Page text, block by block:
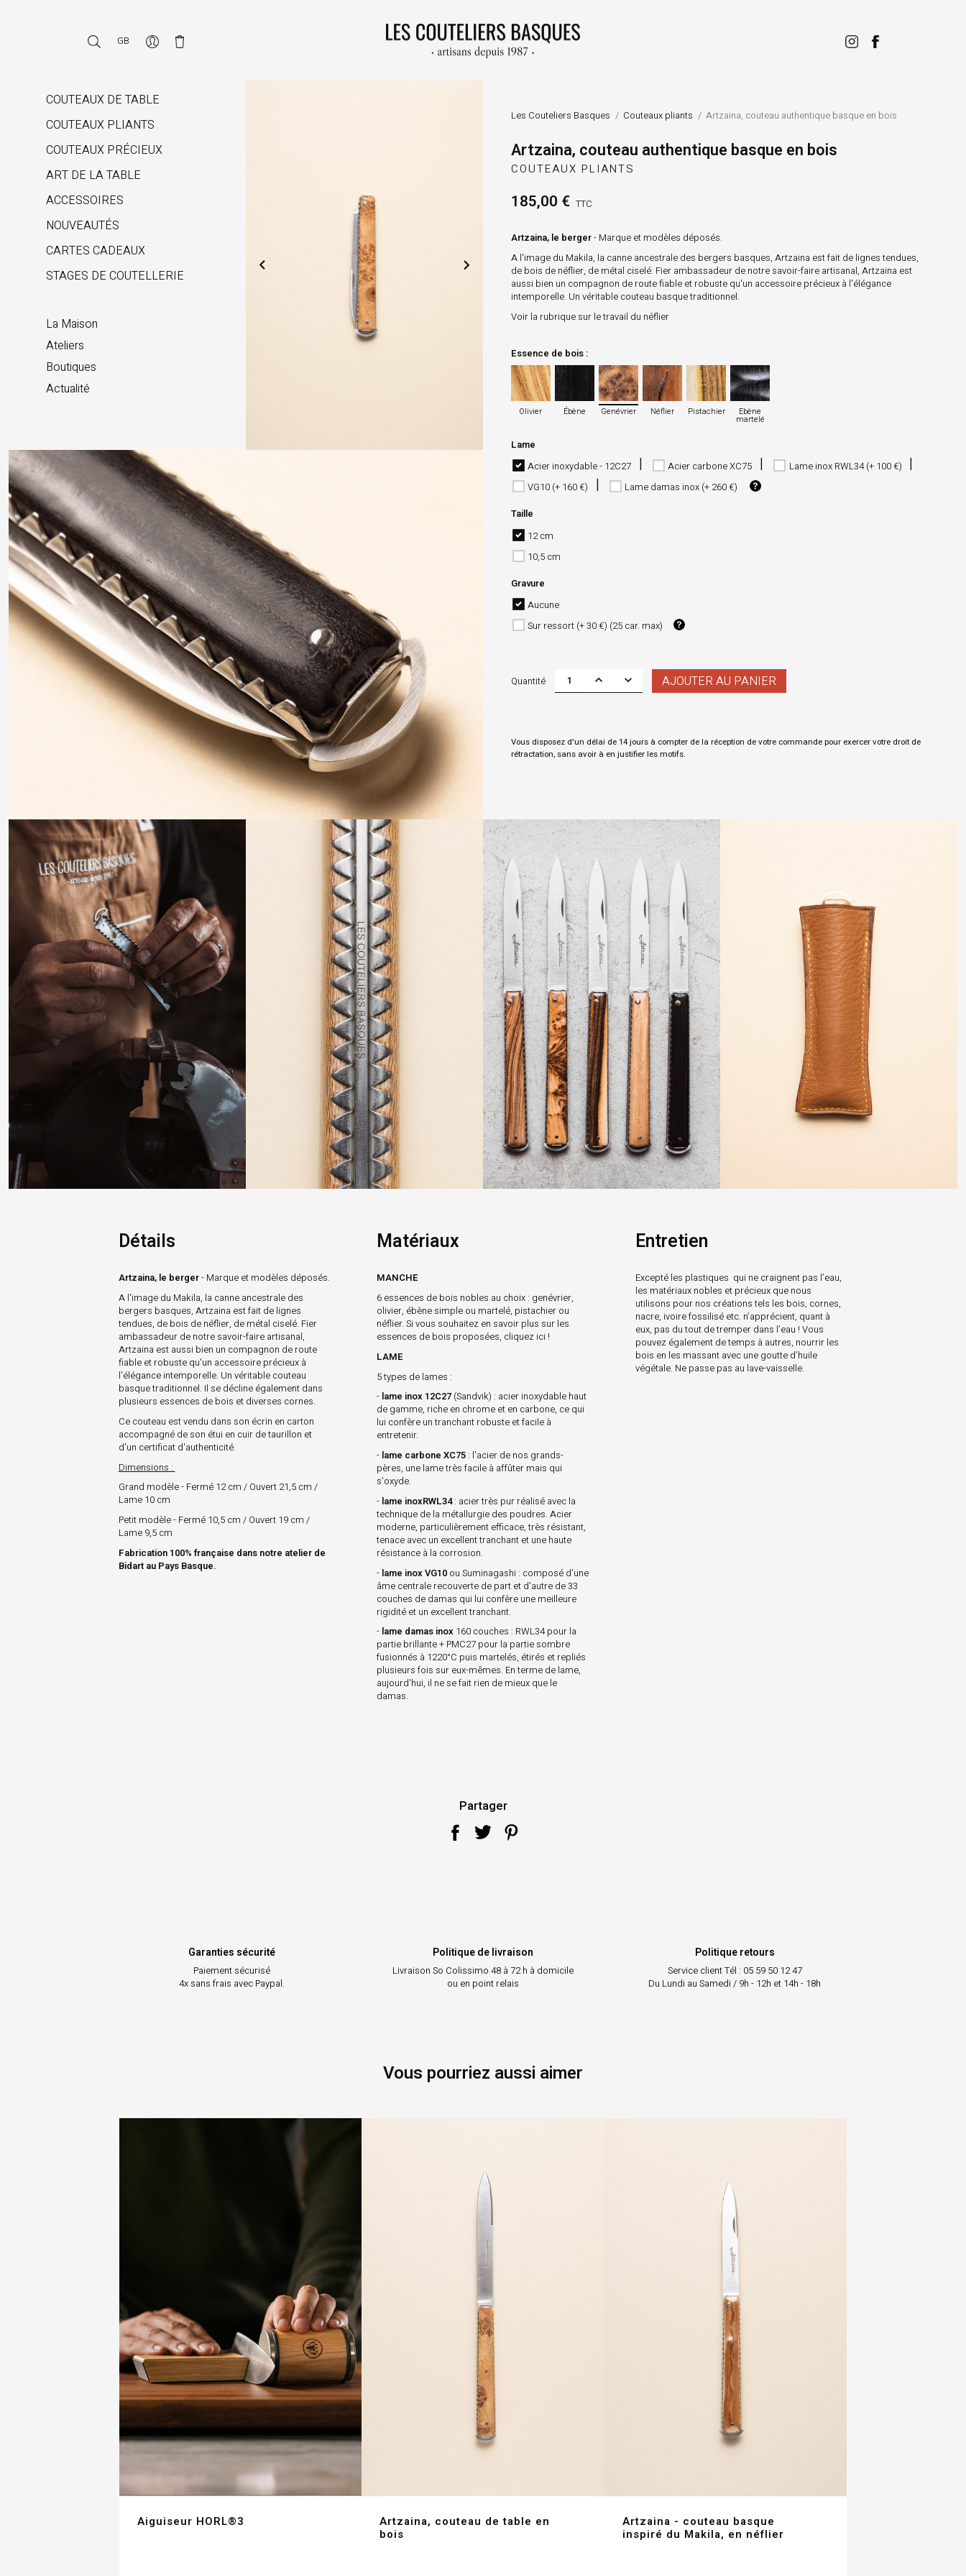
GB
COUTEAUX DE TABLE
COUTEAUX PLIANTS
COUTEAUX PRÉCIEUX
ART DE LA TABLE
ACCESSOIRES
NOUVEAUTÉS
CARTES CADEAUX
STAGES DE COUTELLERIE
La Maison
Ateliers
Boutiques
Actualité
 
Les Couteliers Basques Couteaux pliants Artzaina, couteau authentique basque en bois
Artzaina, couteau authentique basque en bois
COUTEAUX PLIANTS
185,00 € TTC
Artzaina, le berger- Marque et modèles déposés.
A l'image du Makila, la canne ancestrale des bergers basques, Artzaina est fait de lignes tendues,
de bois de néflier, de métal ciselé. Fier ambassadeur de notre savoir-faire artisanal, Artzaina est
aussi bien un compagnon de route fiable et robuste qu'un accessoire précieux à l'élégance
intemporelle. Un véritable couteau basque traditionnel.
Voir la rubrique sur le travail du néflier
Essence de bois :
Olivier
Olivier
Ébène
Ébène
Genévrier
Genévrier
Néflier
Néflier
Pistachier
Pistachier
Ebène martelé
Ebène
martelé
Lame
Acier inoxydable - 12C27
Acier carbone XC75
Lame inox RWL34 (+ 100 €)
VG10 (+ 160 €)
Lame damas inox (+ 260 €)
Taille
12 cm
10,5 cm
Gravure
Aucune
Sur ressort (+ 30 €) (25 car. max)
Quantité AJOUTER AU PANIER
Vous disposez d'un délai de 14 jours à compter de la réception de votre commande pour exercer votre droit de
rétractation, sans avoir à en justifier les motifs.
Détails
Artzaina, le berger- Marque et modèles déposés.
A l'image du Makila, la canne ancestrale des
bergers basques, Artzaina est fait de lignes
tendues, de bois de néflier, de métal ciselé. Fier
ambassadeur de notre savoir-faire artisanal,
Artzaina est aussi bien un compagnon de route
fiable et robuste qu'un accessoire précieux à
l'élégance intemporelle. Un véritable couteau
basque traditionnel. Il se décline également dans
plusieurs essences de bois et diverses cornes.
Ce couteau est vendu dans son écrin en carton
accompagné de son étui en cuir de taurillon et
d'un certificat d'authenticité.
Dimensions :
Grand modèle - Fermé 12 cm / Ouvert 21,5 cm /
Lame 10 cm
Petit modèle - Fermé 10,5 cm / Ouvert 19 cm /
Lame 9,5 cm
Fabrication 100% française dans notre atelier de
Bidart au Pays Basque.
Matériaux
MANCHE
6 essences de bois nobles au choix : genévrier,
olivier, ébène simple ou martelé, pistachier ou
néflier. Si vous souhaitez en savoir plus sur les
essences de bois proposées, cliquez ici !
LAME
5 types de lames :
- lame inox 12C27 (Sandvik) : acier inoxydable haut
de gamme, riche en chrome et en carbone, ce qui
lui confère un tranchant robuste et facile à
entretenir.
- lame carbone XC75 : l'acier de nos grands-
pères, une lame très facile à affûter mais qui
s'oxyde.
- lame inoxRWL34: acier très pur réalisé avec la
technique de la métallurgie des poudres. Acier
moderne, particulièrement efficace, très résistant,
tenace avec un excellent tranchant et une haute
résistance à la corrosion.
- lame inox VG10 ou Suminagashi : composé d'une
âme centrale recouverte de part et d'autre de 33
couches de damas qui lui confère une meilleure
rigidité et un excellent tranchant.
- lame damas inox 160 couches : RWL34 pour la
partie brillante + PMC27 pour la partie sombre
fusionnés à 1220°C puis martelés, étirés et repliés
plusieurs fois sur eux-mêmes. En terme de lame,
aujourd'hui, il ne se fait rien de mieux que le
damas.
Entretien
Excepté les plastiques qui ne craignent pas l’eau,
les matériaux nobles et précieux que nous
utilisons pour nos créations tels les bois, cornes,
nacre, ivoire fossilisé etc. n’apprécient, quant à
eux, pas du tout de tremper dans l’eau ! Vous
pouvez également de temps à autres, nourrir les
bois en les massant avec une goutte d’huile
végétale. Ne passe pas au lave-vaisselle.
Partager
Garanties sécurité
Paiement sécurisé
4x sans frais avec Paypal.
Politique de livraison
Livraison So Colissimo 48 à 72 h à domicile
ou en point relais
Politique retours
Service clientTél : 05 59 50 12 47
Du Lundi au Samedi / 9h - 12h et 14h - 18h
Vous pourriez aussi aimer
Aiguiseur HORL®3
Artzaina, couteau de table en
bois
Artzaina - couteau basque
inspiré du Makila, en néflier